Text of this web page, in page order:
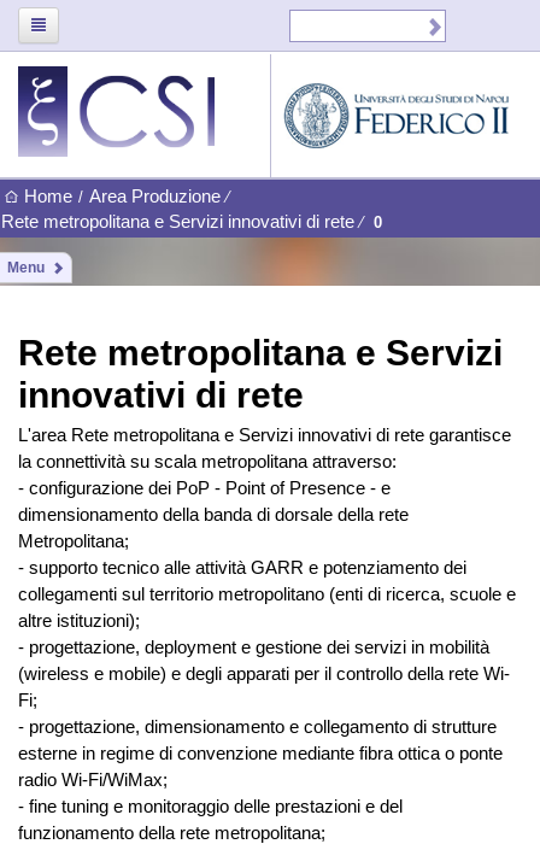
Home / Area Produzione ⁄
Rete metropolitana e Servizi innovativi di rete ⁄ 0
Menu
Rete metropolitana e Servizi
innovativi di rete
L'area Rete metropolitana e Servizi innovativi di rete garantisce
la connettività su scala metropolitana attraverso:
- configurazione dei PoP - Point of Presence - e
dimensionamento della banda di dorsale della rete
Metropolitana;
- supporto tecnico alle attività GARR e potenziamento dei
collegamenti sul territorio metropolitano (enti di ricerca, scuole e
altre istituzioni);
- progettazione, deployment e gestione dei servizi in mobilità
(wireless e mobile) e degli apparati per il controllo della rete Wi-
Fi;
- progettazione, dimensionamento e collegamento di strutture
esterne in regime di convenzione mediante fibra ottica o ponte
radio Wi-Fi/WiMax;
- fine tuning e monitoraggio delle prestazioni e del
funzionamento della rete metropolitana;